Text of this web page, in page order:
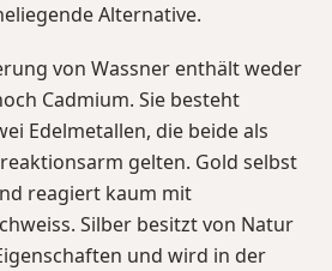
Alternative.
von Wassner enthält weder
Cadmium. Sie besteht
Edelmetallen, die beide als
gelten. Gold selbst
reagiert kaum mit
Silber besitzt von Natur
und wird in der